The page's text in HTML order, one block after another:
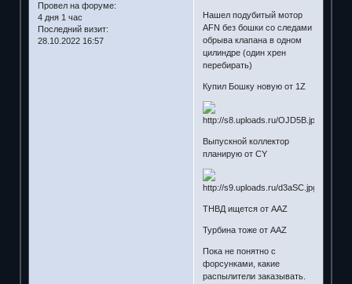
Провел на форуме:
4 дня 1 час
Последний визит:
28.10.2022 16:57
Нашел подубитый мотор
AFN без бошки со следами
обрыва клапана в одном
цилиндре (один хрен
перебирать)
Купил Бошку новую от 1Z
Выпускной коллектор
планирую от CY
ТНВД ищется от AAZ
Турбина тоже от AAZ
Пока не понятно с
форсунками, какие
распылители заказывать.